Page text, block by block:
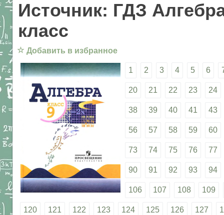
Источник: ГДЗ
класс
☆ Добавить в избранное
1 2 3 4 5 6
20 21 22 23 24
38 39 40 41 43
56 57 58 59 60
73 74 75 76 77
90 91 92 93 94
106 107 108 109
120 121 122 123 124 125 126 127